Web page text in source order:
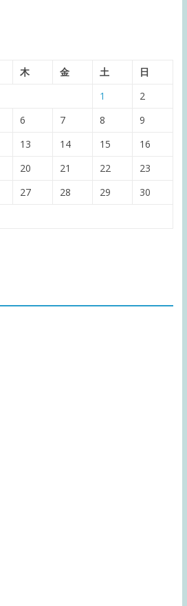
木 金 土
日
1
2
6 7 8
9
13 14 15
16
20 21 22
23
27 28 29
30